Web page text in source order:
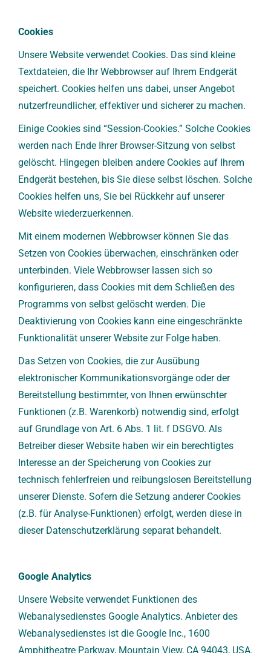
Cookies
Unsere Website verwendet Cookies. Das sind kleine
Textdateien, die Ihr Webbrowser auf Ihrem Endgerät
speichert. Cookies helfen uns dabei, unser Angebot
nutzerfreundlicher, effektiver und sicherer zu machen.
Einige Cookies sind “Session-Cookies.” Solche Cookies
werden nach Ende Ihrer Browser-Sitzung von selbst
gelöscht. Hingegen bleiben andere Cookies auf Ihrem
Endgerät bestehen, bis Sie diese selbst löschen. Solche
Cookies helfen uns, Sie bei Rückkehr auf unserer
Website wiederzuerkennen.
Mit einem modernen Webbrowser können Sie das
Setzen von Cookies überwachen, einschränken oder
unterbinden. Viele Webbrowser lassen sich so
konfigurieren, dass Cookies mit dem Schließen des
Programms von selbst gelöscht werden. Die
Deaktivierung von Cookies kann eine eingeschränkte
Funktionalität unserer Website zur Folge haben.
Das Setzen von Cookies, die zur Ausübung
elektronischer Kommunikationsvorgänge oder der
Bereitstellung bestimmter, von Ihnen erwünschter
Funktionen (z.B. Warenkorb) notwendig sind, erfolgt
auf Grundlage von Art. 6 Abs. 1 lit. f DSGVO. Als
Betreiber dieser Website haben wir ein berechtigtes
Interesse an der Speicherung von Cookies zur
technisch fehlerfreien und reibungslosen Bereitstellung
unserer Dienste. Sofern die Setzung anderer Cookies
(z.B. für Analyse-Funktionen) erfolgt, werden diese in
dieser Datenschutzerklärung separat behandelt.
Google Analytics
Unsere Website verwendet Funktionen des
Webanalysedienstes Google Analytics. Anbieter des
Webanalysedienstes ist die Google Inc., 1600
Amphitheatre Parkway, Mountain View, CA 94043, USA.